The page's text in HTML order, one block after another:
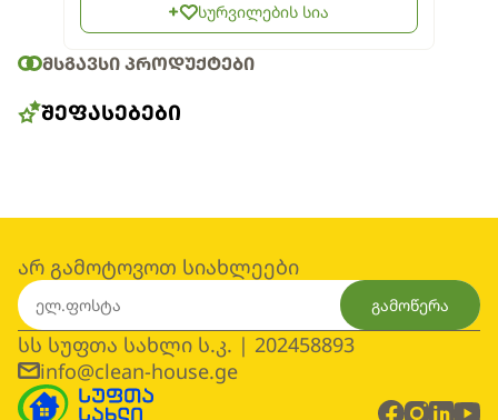
სურვილების სია
ᲛᲡᲒᲐᲕᲡᲘ ᲞᲠᲝᲓᲣᲥᲢᲔᲑᲘ
ᲨᲔᲤᲐᲡᲔᲑᲔᲑᲘ
არ გამოტოვოთ სიახლეები
გამოწერა
სს სუფთა სახლი ს.კ. | 202458893
info@clean-house.ge